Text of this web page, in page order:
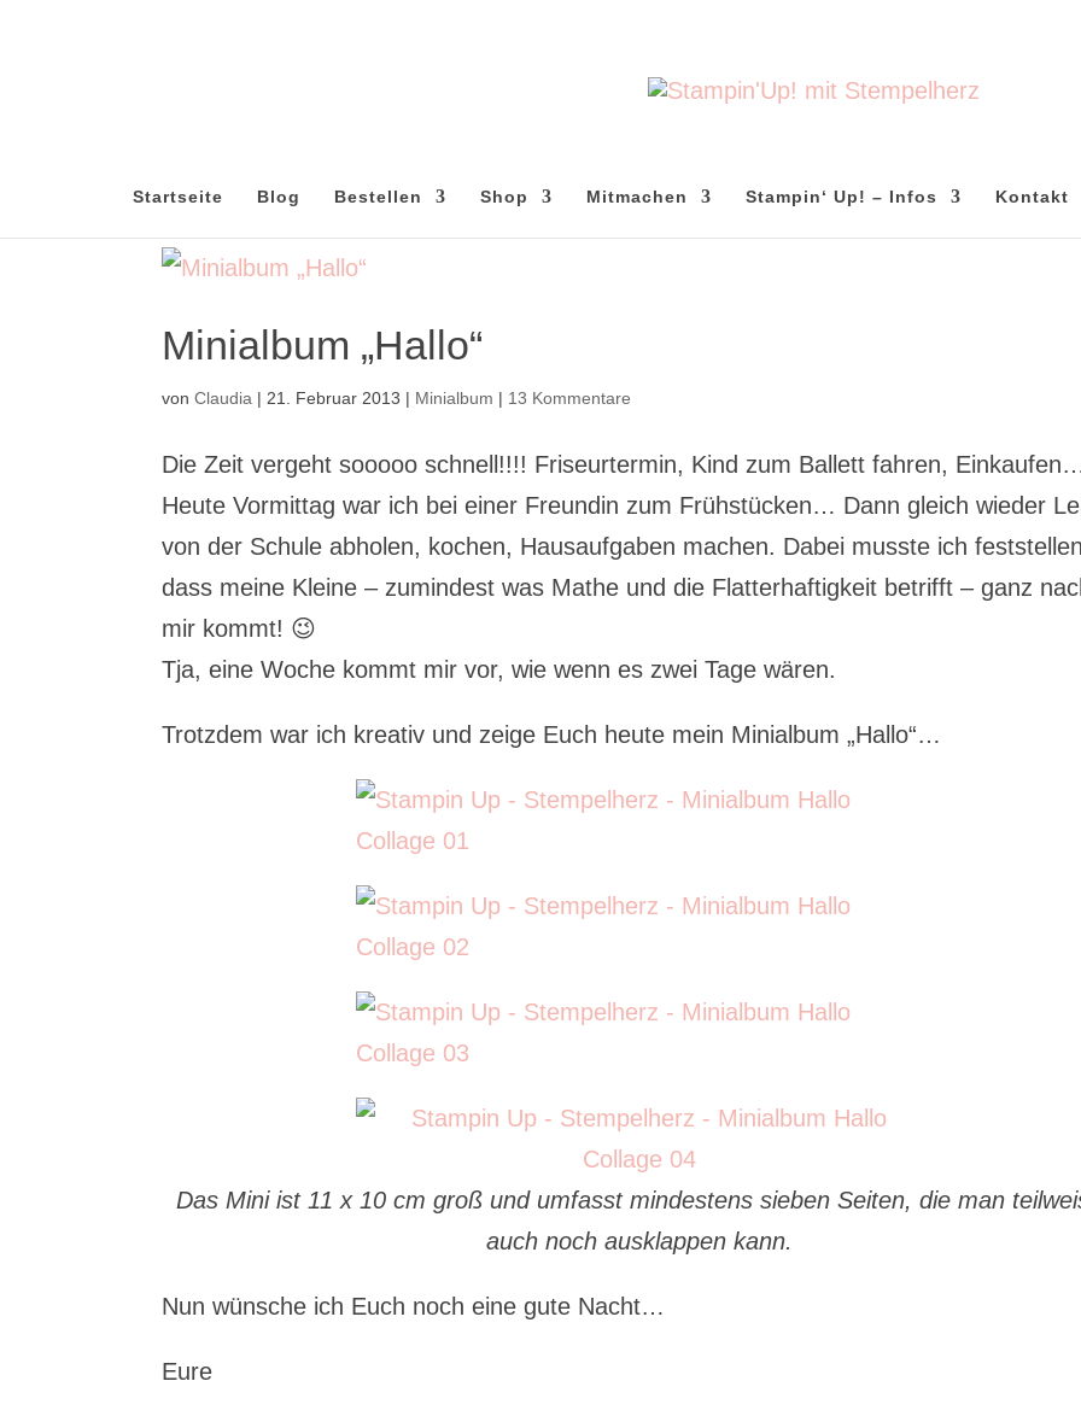
Startseite Blog Bestellen Shop Mitmachen Stampin‘ Up! – Infos Kontakt
Minialbum „Hallo“
vonClaudia | 21. Februar 2013 | Minialbum | 13 Kommentare
Die Zeit vergeht sooooo schnell!!!! Friseurtermin, Kind zum Ballett fahren,
Heute Vormittag war ich bei einer Freundin zum Frühstücken… Dann gleich wieder
von der Schule abholen, kochen, Hausaufgaben machen. Dabei musste ich
dass meine Kleine – zumindest was Mathe und die Flatterhaftigkeit betrifft – ganz
mir kommt! 😉
Tja, eine Woche kommt mir vor, wie wenn es zwei Tage wären.
Trotzdem war ich kreativ und zeige Euch heute mein Minialbum „Hallo“…
Das Mini ist 11 x 10 cm groß und umfasst mindestens sieben Seiten, die man
auch noch ausklappen kann.
Nun wünsche ich Euch noch eine gute Nacht…
Eure